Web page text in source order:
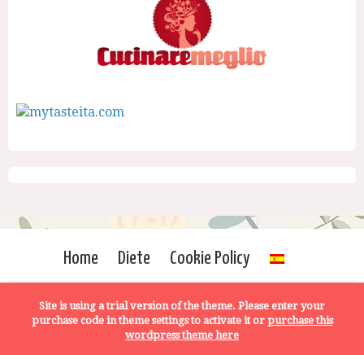
Home Diete Cookie Policy
Site is using a trial version of the theme. Please enter your
purchase code in theme settings to activate it or purchase this
wordpress theme here